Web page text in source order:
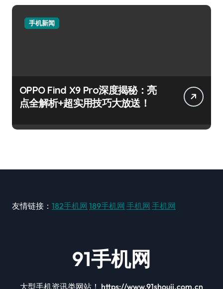
手机新闻
OPPO Find X9 Pro深度揭秘：亮
点全解析+超实用技巧大放送！
友情链接： 182手机网 189手机网 手机网 手机网
91手机网
大型手机资讯类网站！ https://www.91shouji.com.cn